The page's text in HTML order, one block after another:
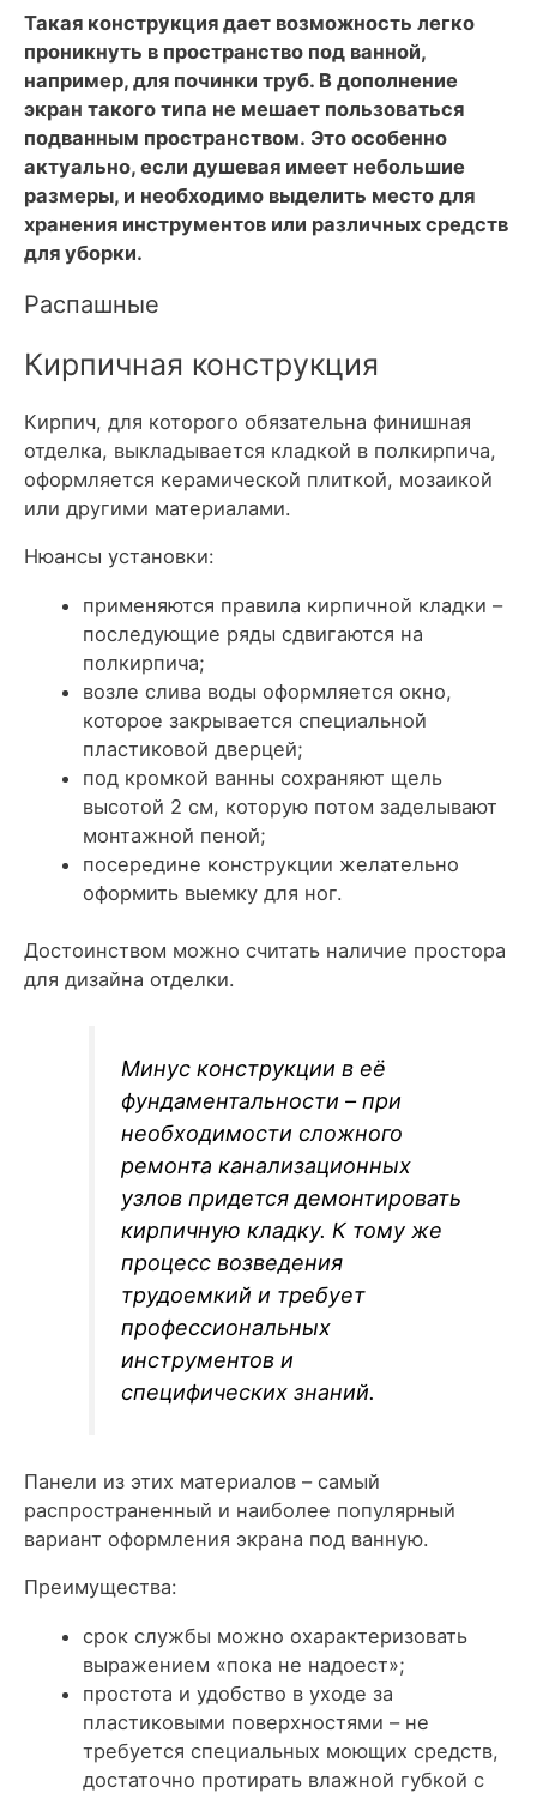
Такая конструкция дает возможность легко
проникнуть в пространство под ванной,
например, для починки труб. В дополнение
экран такого типа не мешает пользоваться
подванным пространством. Это особенно
актуально, если душевая имеет небольшие
размеры, и необходимо выделить место для
хранения инструментов или различных средств
для уборки.
Распашные
Кирпичная конструкция
Кирпич, для которого обязательна финишная
отделка, выкладывается кладкой в полкирпича,
оформляется керамической плиткой, мозаикой
или другими материалами.
Нюансы установки:
применяются правила кирпичной кладки –
последующие ряды сдвигаются на
полкирпича;
возле слива воды оформляется окно,
которое закрывается специальной
пластиковой дверцей;
под кромкой ванны сохраняют щель
высотой 2 см, которую потом заделывают
монтажной пеной;
посередине конструкции желательно
оформить выемку для ног.
Достоинством можно считать наличие простора
для дизайна отделки.
Минус конструкции в её
фундаментальности – при
необходимости сложного
ремонта канализационных
узлов придется демонтировать
кирпичную кладку. К тому же
процесс возведения
трудоемкий и требует
профессиональных
инструментов и
специфических знаний.
Панели из этих материалов – самый
распространенный и наиболее популярный
вариант оформления экрана под ванную.
Преимущества:
срок службы можно охарактеризовать
выражением «пока не надоест»;
простота и удобство в уходе за
пластиковыми поверхностями – не
требуется специальных моющих средств,
достаточно протирать влажной губкой с